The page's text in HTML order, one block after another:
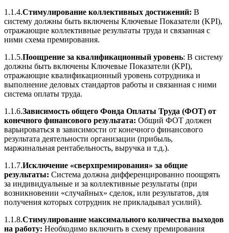
1.1.4.Стимулирование коллективных достижений: В
систему должны быть включены Ключевые Показатели (KPI),
отражающие коллективные результаты труда и связанная с
ними схема премирования.
1.1.5.Поощрение за квалификационный уровень: В систему
должны быть включены Ключевые Показатели (KPI),
отражающие квалификационный уровень сотрудника и
выполнение деловых стандартов работы и связанная с ними
система оплаты труда.
1.1.6.Зависимость общего Фонда Оплаты Труда (ФОТ) от
конечного финансового результата: Общий ФОТ должен
варьироваться в зависимости от конечного финансового
результата деятельности организации (прибыль,
маржинальная рентабельность, выручка и т.д.).
1.1.7.Исключение «сверхпремирования» за общие
результаты: Система должна дифференцированно поощрять
за индивидуальные и за коллективные результаты (при
возникновении «случайных» сделок, или результатов, для
получения которых сотрудник не прикладывал усилий).
1.1.8.Стимулирование максимального количества выходов
на работу: Необходимо включить в схему премирования